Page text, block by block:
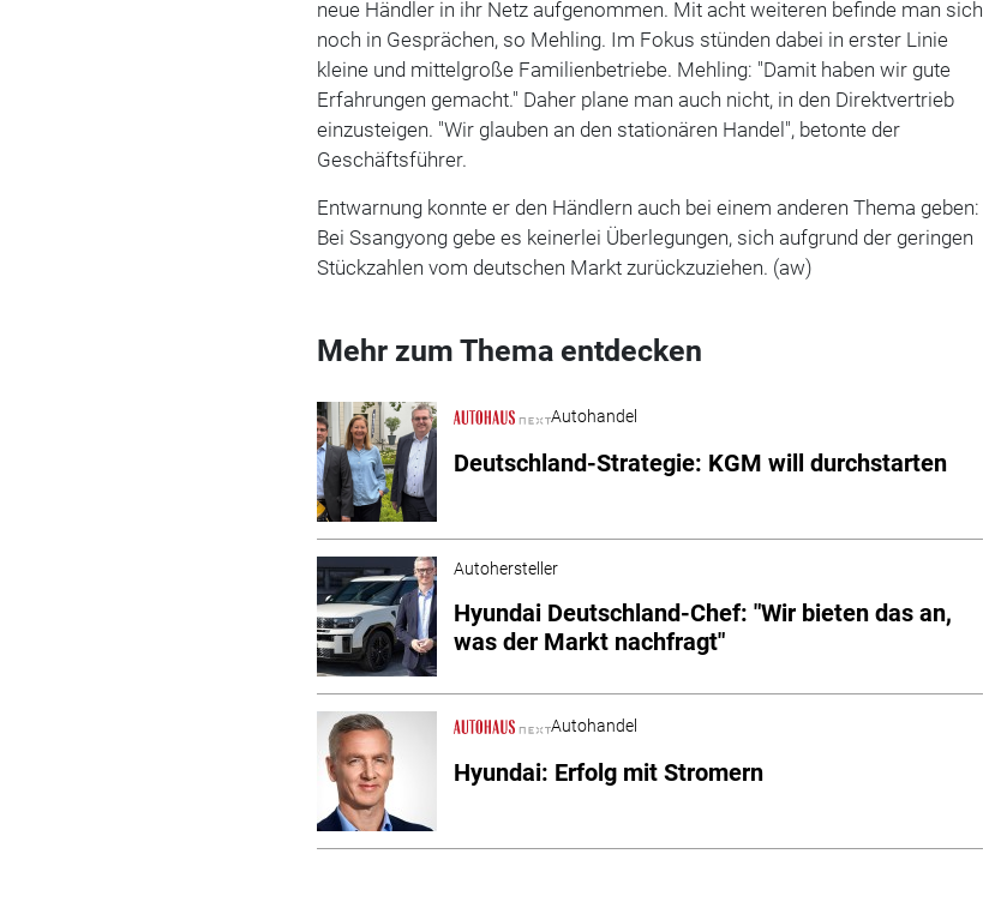
neue Händler in ihr Netz aufgenommen. Mit acht weiteren befinde man sich
noch in Gesprächen, so Mehling. Im Fokus stünden dabei in erster Linie
kleine und mittelgroße Familienbetriebe. Mehling: "Damit haben wir gute
Erfahrungen gemacht." Daher plane man auch nicht, in den Direktvertrieb
einzusteigen. "Wir glauben an den stationären Handel", betonte der
Geschäftsführer.
Entwarnung konnte er den Händlern auch bei einem anderen Thema geben:
Bei Ssangyong gebe es keinerlei Überlegungen, sich aufgrund der geringen
Stückzahlen vom deutschen Markt zurückzuziehen. (aw)
Mehr zum Thema entdecken
Autohandel
Deutschland-Strategie: KGM will durchstarten
Autohersteller
Hyundai Deutschland-Chef: "Wir bieten das an,
was der Markt nachfragt"
Autohandel
Hyundai: Erfolg mit Stromern